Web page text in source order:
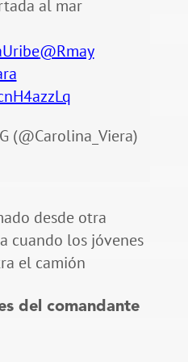
al mar
@Rmay
(@Carolina_Viera)
desde otra
cuando los jóvenes
el camión
del comandante